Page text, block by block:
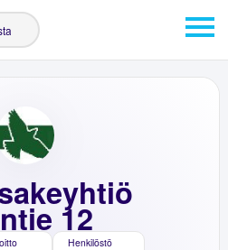
12
Henkilöstö